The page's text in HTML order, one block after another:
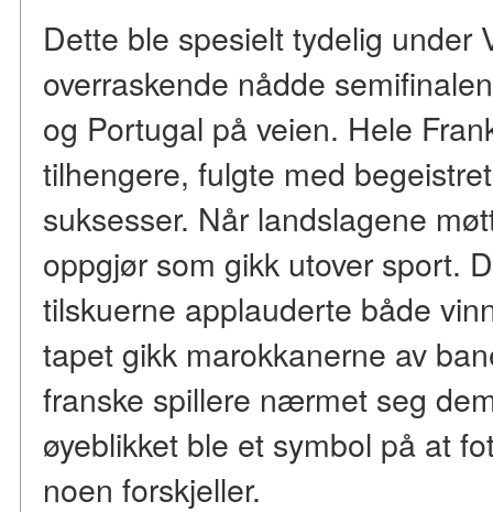
Dette ble spesielt tydelig under
overraskende nådde
og Portugal på veien. Hele
tilhengere, fulgte med
suksesser. Når landslagene
oppgjør som gikk utover sport.
tilskuerne applauderte både
tapet gikk marokkanerne av
franske spillere nærmet seg
øyeblikket ble et symbol på at
noen forskjeller.